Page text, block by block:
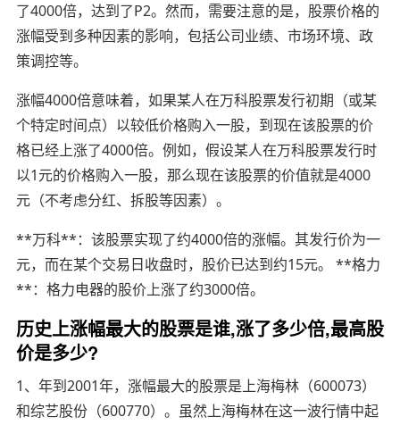
了4000倍，达到了P2。然而，需要注意的是，股票价格的
涨幅受到多种因素的影响，包括公司业绩、市场环境、政
策调控等。
涨幅4000倍意味着，如果某人在万科股票发行初期（或某
个特定时间点）以较低价格购入一股，到现在该股票的价
格已经上涨了4000倍。例如，假设某人在万科股票发行时
以1元的价格购入一股，那么现在该股票的价值就是4000
元（不考虑分红、拆股等因素）。
**万科**：该股票实现了约4000倍的涨幅。其发行价为一
元，而在某个交易日收盘时，股价已达到约15元。 **格力
**：格力电器的股价上涨了约3000倍。
历史上涨幅最大的股票是谁,涨了多少倍,最高股
价是多少?
1、年到2001年，涨幅最大的股票是上海梅林（600073）
和综艺股份（600770）。虽然上海梅林在这一波行情中起